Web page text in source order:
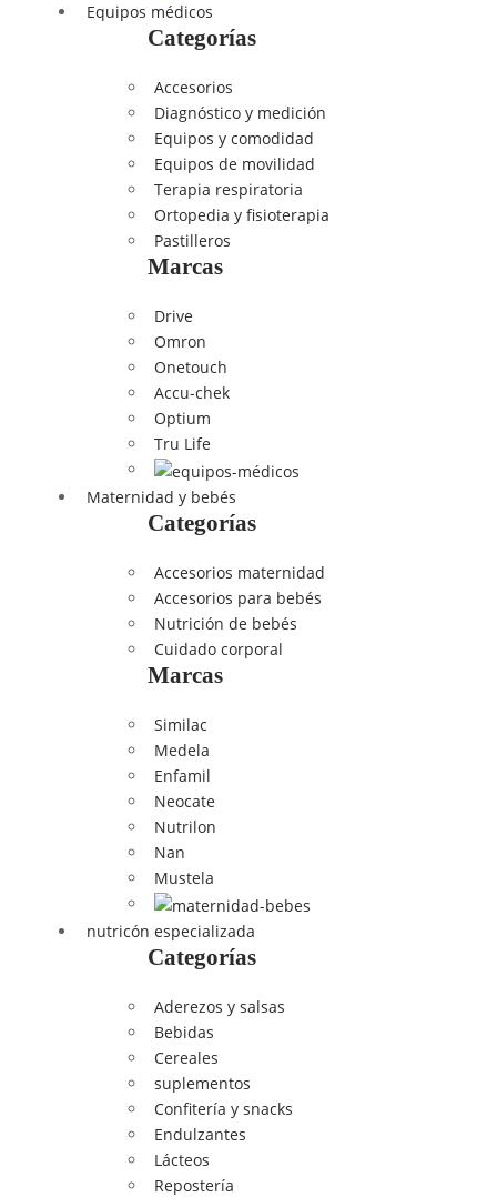
Equipos médicos
Categorías
Accesorios
Diagnóstico y medición
Equipos y comodidad
Equipos de movilidad
Terapia respiratoria
Ortopedia y fisioterapia
Pastilleros
Marcas
Drive
Omron
Onetouch
Accu-chek
Optium
Tru Life
Maternidad y bebés
Categorías
Accesorios maternidad
Accesorios para bebés
Nutrición de bebés
Cuidado corporal
Marcas
Similac
Medela
Enfamil
Neocate
Nutrilon
Nan
Mustela
nutricón especializada
Categorías
Aderezos y salsas
Bebidas
Cereales
suplementos
Confitería y snacks
Endulzantes
Lácteos
Repostería